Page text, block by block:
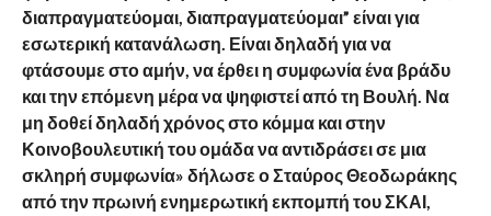
διαπραγματεύομαι, διαπραγματεύομαι” είναι για
εσωτερική κατανάλωση. Είναι δηλαδή για να
φτάσουμε στο αμήν, να έρθει η συμφωνία ένα βράδυ
και την επόμενη μέρα να ψηφιστεί από τη Βουλή. Να
μη δοθεί δηλαδή χρόνος στο κόμμα και στην
Κοινοβουλευτική του ομάδα να αντιδράσει σε μια
σκληρή συμφωνία» δήλωσε ο Σταύρος Θεοδωράκης
από την πρωινή ενημερωτική εκπομπή του ΣΚΑΙ,